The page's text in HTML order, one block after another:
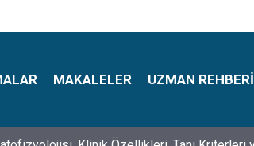
MAKALELER UZMAN REHBERI